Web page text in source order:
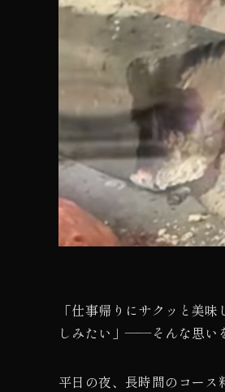
「仕事帰りにサクッと美
しみたい」——そんな思い
平日の夜、長時間のコー